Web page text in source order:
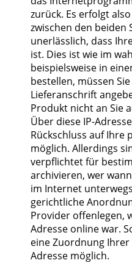
zurück. Es erfolgt
zwischen den beiden
unerlässlich, dass
ist. Dies ist wie im
beispielsweise in
bestellen, müssen
Lieferanschrift
Produkt nicht an Sie
Über diese IP-
Rückschluss auf Ihre
möglich. Allerdings
verpflichtet für
archivieren, wer
im Internet
gerichtliche
Provider offenlegen,
Adresse online war.
eine Zuordnung Ihrer
Adresse möglich.